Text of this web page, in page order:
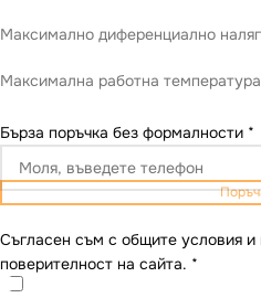
Максимално диференциално
Максимална работна
Бърза поръчка без формалности *
Съгласен съм с общите условия и
поверителност на сайта. *